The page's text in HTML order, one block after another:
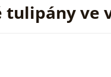
tulipány ve